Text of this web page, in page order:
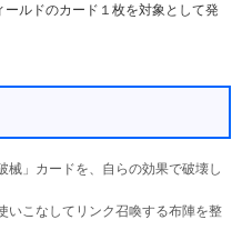
ルドのカード１枚を対象として発
械」カードを、自らの効果で破壊し
いこなしてリンク召喚する布陣を整